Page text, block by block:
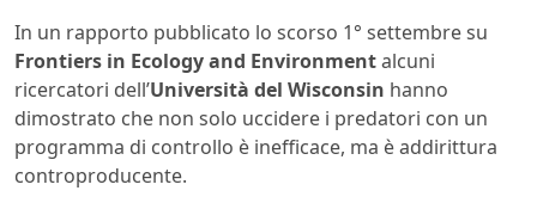
In un rapporto pubblicato lo scorso 1° settembre su
Frontiers in Ecology and Environmentalcuni
ricercatori dell’Università del Wisconsin hanno
dimostrato che non solo uccidere i predatori con un
programma di controllo è inefficace, ma è addirittura
controproducente.